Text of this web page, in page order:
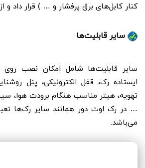
کنار کابل‌های برق پرفشار و … ) قرار داد و
سایر قابلیت‌ها
سایر قابلیت‌ها شامل امکان نصب روی
ایستاده رک، قفل الکترونیکی، پنل
تهویه، هیتر مناسب هنگام برودت هوا،
… در رک اوت دور همانند سایر رک‌ها
می‌باشد.